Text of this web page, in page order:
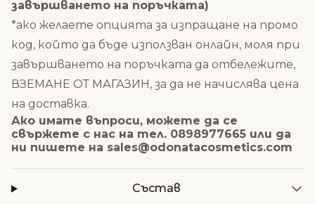
завършването на поръчката)
*ако желаете опцията за изпращане на промо
код, който да бъде използван онлайн, моля при
завършването на поръчката да отбележите,
ВЗЕМАНЕ ОТ МАГАЗИН, за да не начислява цена
на доставка.
Ако имате въпроси, можете да се
свържете с нас на тел. 0898977665 или да
ни пишете на sales@odonatacosmetics.com
Състав